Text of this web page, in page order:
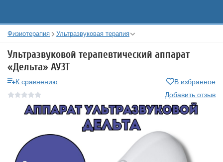
Физиотерапия Ультразвуковая терапия
Ультразвуковой терапевтический аппарат
«Дельта» АУЗТ
К сравнению
В избранное
Добавить отзыв